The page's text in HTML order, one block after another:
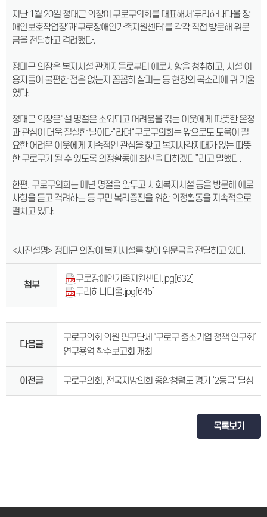
지난 1월 20일 정대근 의장이 구로구의회를 대표해서‘두리하나다울 장
애인보호작업장’과‘구로장애인가족지원센터’를 각각 직접 방문해 위문
금을 전달하고 격려했다.
정대근 의장은 복지시설 관계자들로부터 애로사항을 청취하고, 시설 이
용자들이 불편한 점은 없는지 꼼꼼히 살피는 등 현장의 목소리에 귀 기울
였다.
정대근 의장은“설 명절은 소외되고 어려움을 겪는 이웃에게 따뜻한 온정
과 관심이 더욱 절실한 날이다”라며“구로구의회는 앞으로도 도움이 필
요한 어려운 이웃에게 지속적인 관심을 찾고 복지사각지대가 없는 따뜻
한 구로구가 될 수 있도록 의정활동에 최선을 다하겠다”라고 말했다.
한편, 구로구의회는 매년 명절을 앞두고 사회복지시설 등을 방문해 애로
사항을 듣고 격려하는 등 구민 복리증진을 위한 의정활동을 지속적으로
펼치고 있다.
<사진설명> 정대근 의장이 복지시설를 찾아 위문금을 전달하고 있다.
첨부
구로장애인가족지원센터.jpg [632]
두리하나다울.jpg [645]
다음글
구로구의회 의원 연구단체 ‘구로구 중소기업 정책 연구회’
연구용역 착수보고회 개최
이전글 구로구의회, 전국지방의회 종합청렴도 평가 ‘2등급’ 달성
목록보기